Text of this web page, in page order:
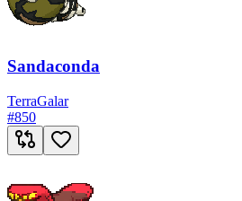
Sandaconda
TerraGalar
#850